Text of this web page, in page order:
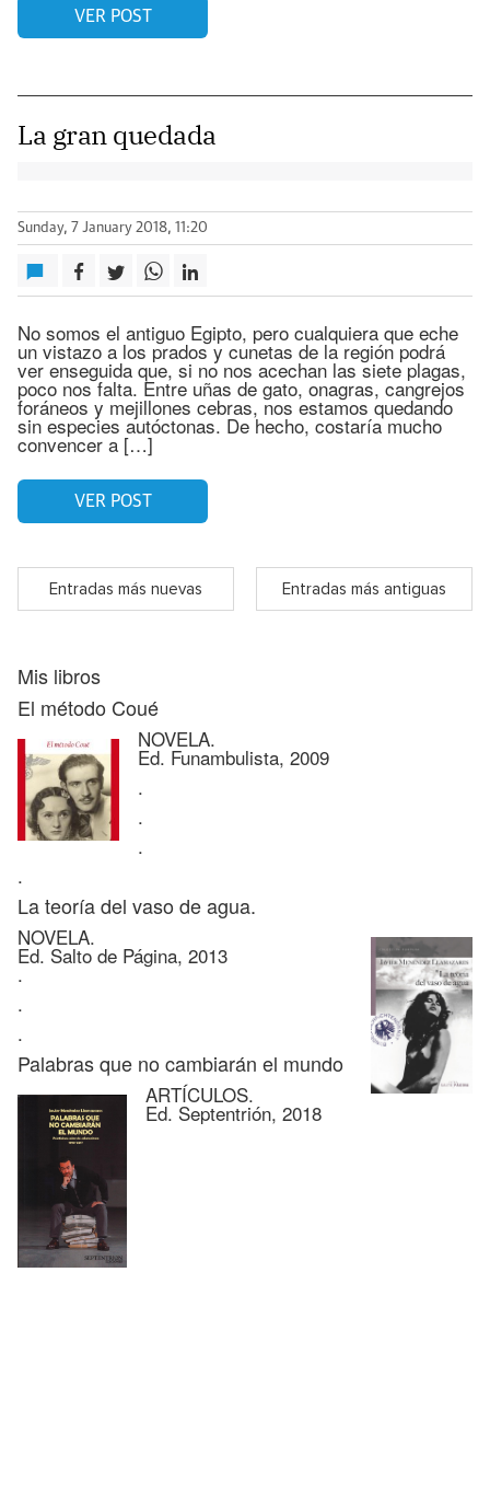
VER POST
La gran quedada
Sunday, 7 January 2018, 11:20
No somos el antiguo Egipto, pero cualquiera que eche
un vistazo a los prados y cunetas de la región podrá
ver enseguida que, si no nos acechan las siete plagas,
poco nos falta. Entre uñas de gato, onagras, cangrejos
foráneos y mejillones cebras, nos estamos quedando
sin especies autóctonas. De hecho, costaría mucho
convencer a […]
VER POST
Entradas más nuevas Entradas más antiguas
Mis libros
El método Coué
NOVELA.
Ed. Funambulista, 2009
.
.
.
.
La teoría del vaso de agua.
NOVELA.
Ed. Salto de Página, 2013
.
.
.
Palabras que no cambiarán el mundo
ARTÍCULOS.
Ed. Septentrión, 2018